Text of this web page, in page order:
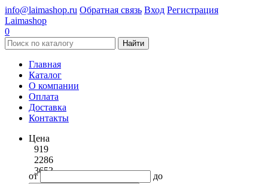
info@laimashop.ru Обратная связь Вход Регистрация
Laimashop
0
Найти
Главная
Каталог
О компании
Оплата
Доставка
Контакты
Цена
919
2286
3653
от до